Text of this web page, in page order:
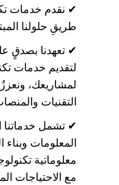
✔ نقدم خدمات
طريقِ حلولنا
✔ تعهدنا بصدقٍ
لتقديم خدمات
لمشاريعك،
التقنيات
✔ تشمل خدماتنا
المعلومات
معلوماتية
مع الاحتياجات